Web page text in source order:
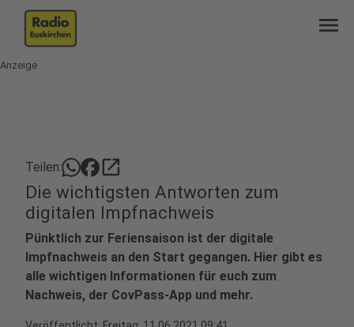
menu
Anzeige
Teilen: open_in_new
Die wichtigsten Antworten zum
digitalen Impfnachweis
Pünktlich zur Feriensaison ist der digitale
Impfnachweis an den Start gegangen. Hier gibt es
alle wichtigen Informationen für euch zum
Nachweis, der CovPass-App und mehr.